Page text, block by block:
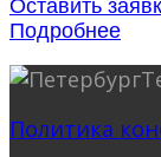
Оставить
Подробнее
Политика